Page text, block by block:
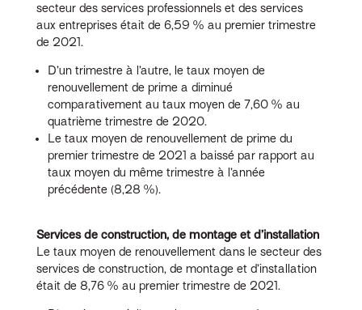
secteur des services professionnels et des services
aux entreprises était de 6,59 % au premier trimestre
de 2021.
D’un trimestre à l’autre, le taux moyen de
renouvellement de prime a diminué
comparativement au taux moyen de 7,60 % au
quatrième trimestre de 2020.
Le taux moyen de renouvellement de prime du
premier trimestre de 2021 a baissé par rapport au
taux moyen du même trimestre à l’année
précédente (8,28 %).
Services de construction, de montage et d’installation
Le taux moyen de renouvellement dans le secteur des
services de construction, de montage et d’installation
était de 8,76 % au premier trimestre de 2021.